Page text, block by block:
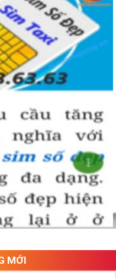
các nhà kinh doanh.
cho chữ ‘Lộc’, còn
086 tức là “Lộc
làm ăn phát đạt được
đầu số như vậy rất có
mạng đưa ra và
người bạn đồng hành
MỚI